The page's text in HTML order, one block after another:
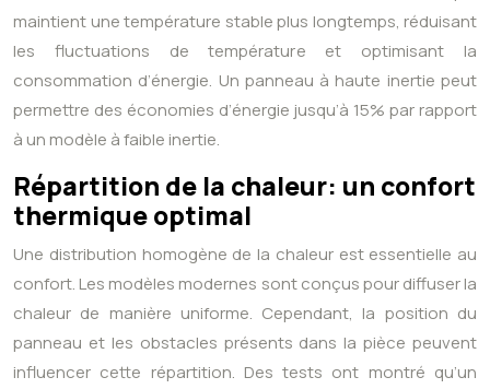
maintient une température stable plus longtemps, réduisant
les fluctuations de température et optimisant la
consommation d’énergie. Un panneau à haute inertie peut
permettre des économies d’énergie jusqu’à 15% par rapport
à un modèle à faible inertie.
Répartition de la chaleur: un confort
thermique optimal
Une distribution homogène de la chaleur est essentielle au
confort. Les modèles modernes sont conçus pour diffuser la
chaleur de manière uniforme. Cependant, la position du
panneau et les obstacles présents dans la pièce peuvent
influencer cette répartition. Des tests ont montré qu’un